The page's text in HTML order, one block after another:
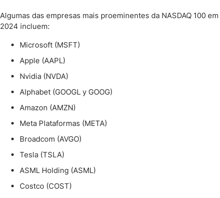
Algumas das empresas mais proeminentes da NASDAQ 100 em
2024 incluem:
Microsoft (MSFT)
Apple (AAPL)
Nvidia (NVDA)
Alphabet (GOOGL y GOOG)
Amazon (AMZN)
Meta Plataformas (META)
Broadcom (AVGO)
Tesla (TSLA)
ASML Holding (ASML)
Costco (COST)